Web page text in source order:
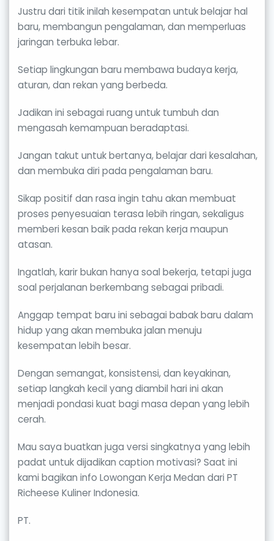
Justru dari titik inilah kesempatan untuk belajar hal
baru, membangun pengalaman, dan memperluas
jaringan terbuka lebar.
Setiap lingkungan baru membawa budaya kerja,
aturan, dan rekan yang berbeda.
Jadikan ini sebagai ruang untuk tumbuh dan
mengasah kemampuan beradaptasi.
Jangan takut untuk bertanya, belajar dari kesalahan,
dan membuka diri pada pengalaman baru.
Sikap positif dan rasa ingin tahu akan membuat
proses penyesuaian terasa lebih ringan, sekaligus
memberi kesan baik pada rekan kerja maupun
atasan.
Ingatlah, karir bukan hanya soal bekerja, tetapi juga
soal perjalanan berkembang sebagai pribadi.
Anggap tempat baru ini sebagai babak baru dalam
hidup yang akan membuka jalan menuju
kesempatan lebih besar.
Dengan semangat, konsistensi, dan keyakinan,
setiap langkah kecil yang diambil hari ini akan
menjadi pondasi kuat bagi masa depan yang lebih
cerah.
Mau saya buatkan juga versi singkatnya yang lebih
padat untuk dijadikan caption motivasi? Saat ini
kami bagikan info Lowongan Kerja Medan dari PT
Richeese Kuliner Indonesia.
PT.